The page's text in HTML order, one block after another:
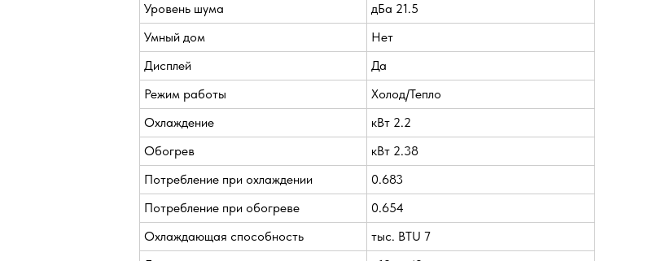
Уровень шума
дБа 21.5
Умный дом
Нет
Дисплей
Да
Режим работы
Холод/Тепло
Охлаждение
кВт 2.2
Обогрев
кВт 2.38
Потребление при охлаждении
0.683
Потребление при обогреве
0.654
Охлаждающая способность
тыс. BTU 7